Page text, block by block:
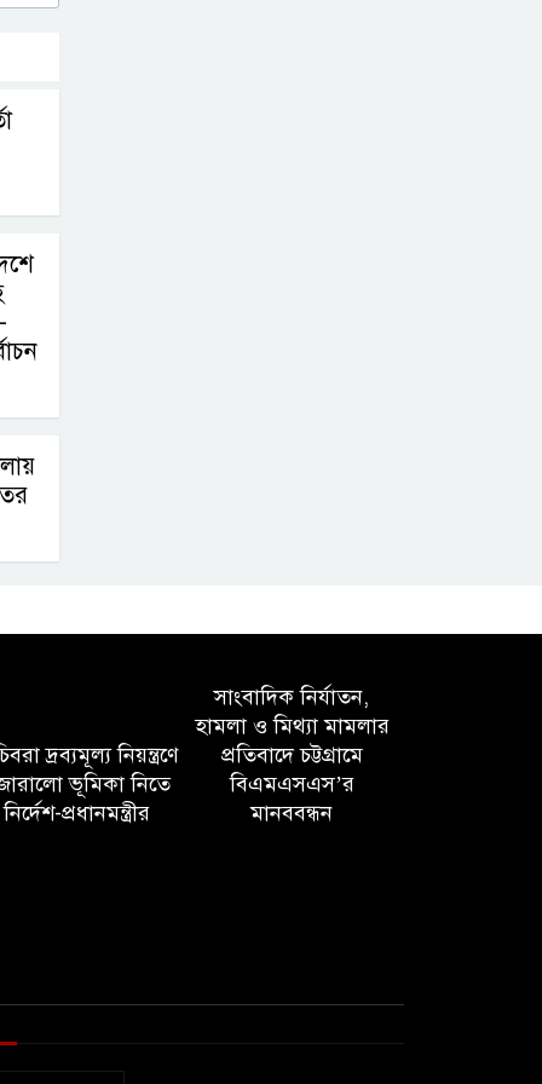
দ্রব্যমূল্য নিয়ন্ত্রণে
ভূমিকা নিতে
নির্দেশ-প্রধানমন্ত্রীর
সাংবাদিক নির্যাতন,
হামলা ও মিথ্যা মামলার
প্রতিবাদে চট্টগ্রামে
বিএমএসএস’র
মানববন্ধন